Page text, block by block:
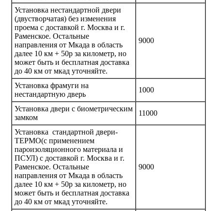
Установка нестандартной двери
(двустворчатая) без изменения
проема с доставкой г. Москва и г.
Раменское. Остальные
направления от Мкада в область
далее 10 км + 50р за километр, но
может быть и бесплатная доставка
до 40 км от мкад уточняйте.
9000
Установка фрамуги на
нестандартную дверь
1000
Установка двери с биометрическим
замком
11000
Установка стандартной двери-
ТЕРМО(с применением
пароизоляционного материала и
ПСУЛ) с доставкой г. Москва и г.
Раменское. Остальные
направления от Мкада в область
далее 10 км + 50р за километр, но
может быть и бесплатная доставка
до 40 км от мкад уточняйте.
9000